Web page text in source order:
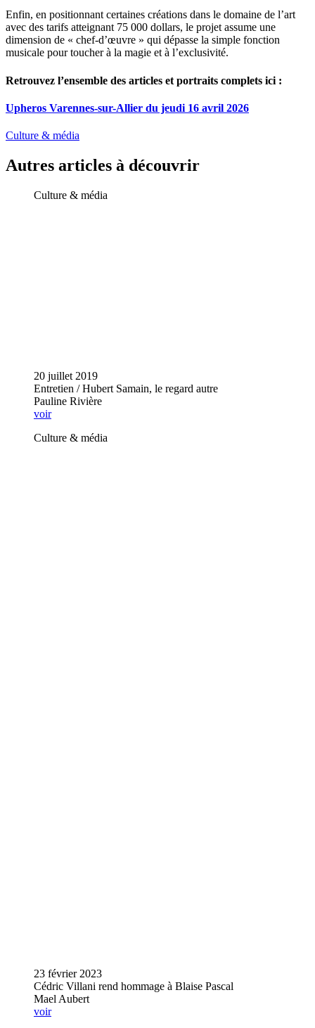
Enfin, en positionnant certaines créations dans le domaine de l’art
avec des tarifs atteignant 75 000 dollars, le projet assume une
dimension de « chef-d’œuvre » qui dépasse la simple fonction
musicale pour toucher à la magie et à l’exclusivité.
Retrouvez l’ensemble des articles et portraits complets ici :
Upheros Varennes-sur-Allier du jeudi 16 avril 2026
Culture & média
Autres articles à découvrir
Culture & média
20 juillet 2019
Entretien / Hubert Samain, le regard autre
Pauline Rivière
voir
Culture & média
23 février 2023
Cédric Villani rend hommage à Blaise Pascal
Mael Aubert
voir